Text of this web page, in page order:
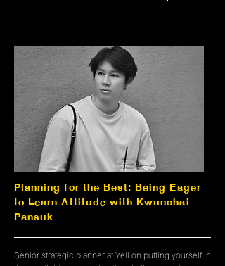
Planning for the Best: Being Eager
to Learn Attitude with Kwunchai
Pansuk
Senior strategic planner at Yell on putting yourself in